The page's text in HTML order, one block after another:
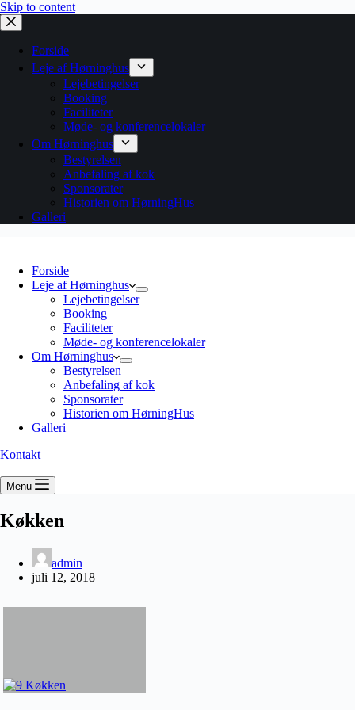
Skip to content
Forside
Leje af Hørninghus
Lejebetingelser
Booking
Faciliteter
Møde- og konferencelokaler
Om Hørninghus
Bestyrelsen
Anbefaling af kok
Sponsorater
Historien om HørningHus
Galleri
Forside
Leje af Hørninghus
Lejebetingelser
Booking
Faciliteter
Møde- og konferencelokaler
Om Hørninghus
Bestyrelsen
Anbefaling af kok
Sponsorater
Historien om HørningHus
Galleri
Kontakt
Menu
Køkken
admin
juli 12, 2018